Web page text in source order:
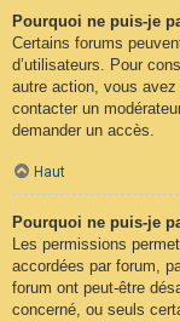
Pourquoi ne puis-je
Certains forums
d’utilisateurs. Pour
autre action, vous
contacter un
demander un accès.
Haut
Pourquoi ne puis-je
Les permissions
accordées par forum,
forum ont peut-être
concerné, ou seuls